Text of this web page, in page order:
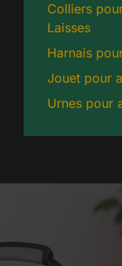
Colliers
Laisses
Harnais
Jouet pour
Urnes pour